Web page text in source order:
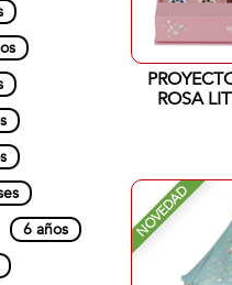
ROSA
NOVEDAD
6 años